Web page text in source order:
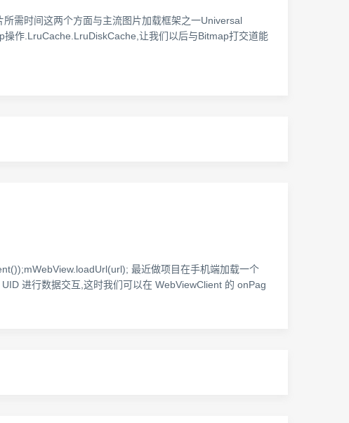
需时间这两个方面与主流图片加载框架之一Universal
作.LruCache.LruDiskCache,让我们以后与Bitmap打交道能
最近做项目在手机端加载一个
进行数据交互,这时我们可以在 WebViewClient 的 onPag